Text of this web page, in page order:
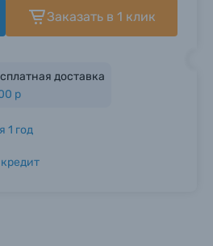
Заказать в 1 клик
доставка
р
1 год